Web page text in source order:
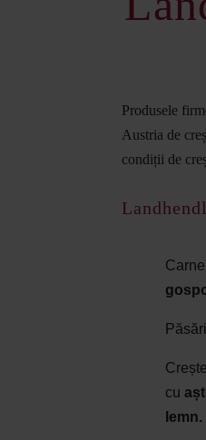
Produsele
Austria de
condiții de
cu
lemn.